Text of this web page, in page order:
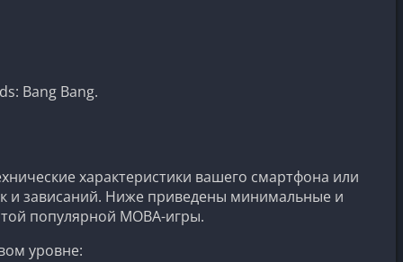
Bang Bang.
характеристики вашего смартфона или
и зависаний. Ниже приведены минимальные и
популярной MOBA-игры.
уровне: